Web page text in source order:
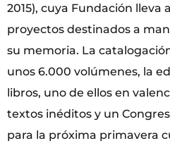
2015), cuya Fundación lleva
proyectos destinados a
su memoria. La
unos 6.000 volúmenes, la
libros, uno de ellos en
textos inéditos y un
para la próxima primavera